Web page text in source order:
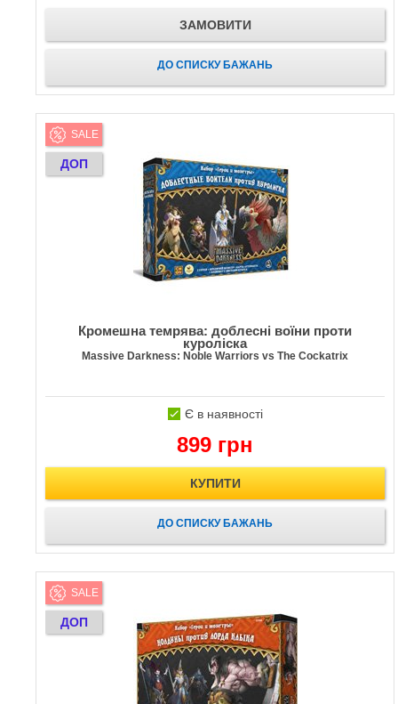
ЗАМОВИТИ
ДО СПИСКУ БАЖАНЬ
SALE
ДОП
Кромешна темрява: доблесні воїни проти
куроліска
Massive Darkness: Noble Warriors vs The Cockatrix
Є в наявності
899 грн
КУПИТИ
ДО СПИСКУ БАЖАНЬ
SALE
ДОП